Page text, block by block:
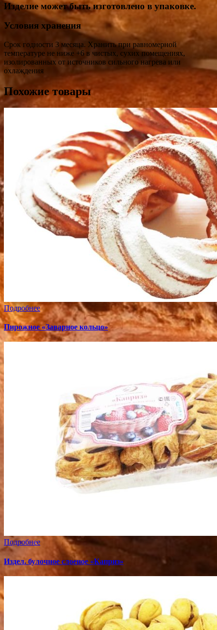
Изделие может быть изготовлено в упаковке.
Условия хранения
Срок годности 3 месяца. Хранить при равномерной
температуре не ниже +6 в чистых, сухих помещениях,
изолированных от источников сильного нагрева или
охлаждения
Похожие товары
Подробнее
Пирожное «Заварное кольцо»
Подробнее
Издел. булочное слоеное «Каприз»